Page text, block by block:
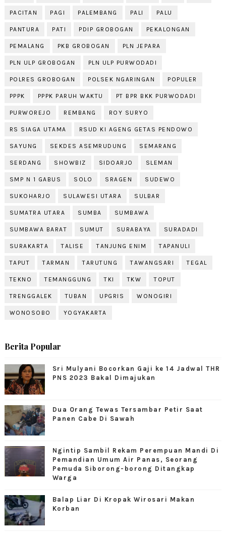
PACITAN PAGI PALEMBANG PALI PALU
PANTURA PATI PDIP GROBOGAN PEKALONGAN
PEMALANG PKB GROBOGAN PLN JEPARA
PLN ULP GROBOGAN PLN ULP PURWODADI
POLRES GROBOGAN POLSEK NGARINGAN POPULER
PPPK PPPK PARUH WAKTU PT BPR BKK PURWODADI
PURWOREJO REMBANG ROY SURYO
RS SIAGA UTAMA RSUD KI AGENG GETAS PENDOWO
SAYUNG SEKDES ASEMRUDUNG SEMARANG
SERDANG SHOWBIZ SIDOARJO SLEMAN
SMP N 1 GABUS SOLO SRAGEN SUDEWO
SUKOHARJO SULAWESI UTARA SULBAR
SUMATRA UTARA SUMBA SUMBAWA
SUMBAWA BARAT SUMUT SURABAYA SURADADI
SURAKARTA TALISE TANJUNG ENIM TAPANULI
TAPUT TARMAN TARUTUNG TAWANGSARI TEGAL
TEKNO TEMANGGUNG TKI TKW TOPUT
TRENGGALEK TUBAN UPGRIS WONOGIRI
WONOSOBO YOGYAKARTA
Berita Popular
Sri Mulyani Bocorkan Gaji ke 14 Jadwal THR
PNS 2023 Bakal Dimajukan
Dua Orang Tewas Tersambar Petir Saat
Panen Cabe Di Sawah
Ngintip Sambil Rekam Perempuan Mandi Di
Pemandian Umum Air Panas, Seorang
Pemuda Siborong-borong Ditangkap
Warga
Balap Liar Di Kropak Wirosari Makan
Korban